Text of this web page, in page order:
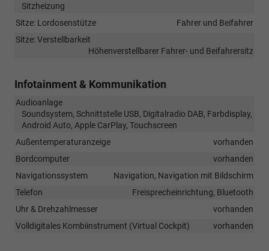
Sitzheizung
Sitze: Lordosenstütze
Fahrer und Beifahrer
Sitze: Verstellbarkeit
Höhenverstellbarer Fahrer- und Beifahrersitz
Infotainment & Kommunikation
Audioanlage
Soundsystem, Schnittstelle USB, Digitalradio DAB, Farbdisplay,
Android Auto, Apple CarPlay, Touchscreen
Außentemperaturanzeige
vorhanden
Bordcomputer
vorhanden
Navigationssystem
Navigation, Navigation mit Bildschirm
Telefon
Freisprecheinrichtung, Bluetooth
Uhr & Drehzahlmesser
vorhanden
Volldigitales Kombiinstrument (Virtual Cockpit)
vorhanden